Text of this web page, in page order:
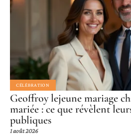
CÉLÉBRATION
Geoffroy lejeune mariage
mariée : ce que révèlent
publiques
1 août 2026